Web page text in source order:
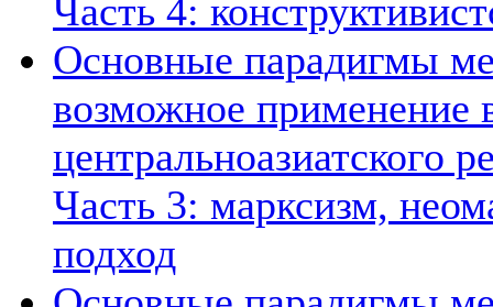
Часть 4:
Основные парадигмы
возможное применение
центральноазиатского
Часть 3: марксизм,
подход